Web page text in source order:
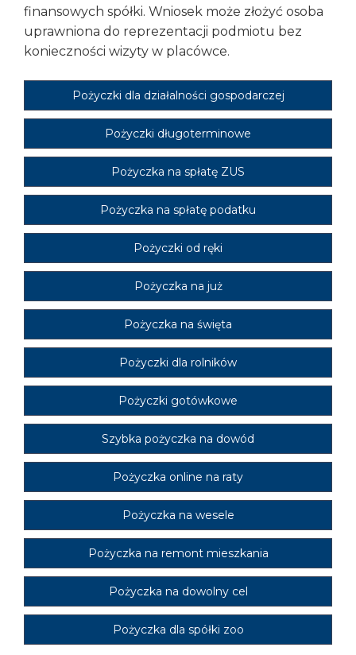
finansowych spółki. Wniosek może złożyć osoba
uprawniona do reprezentacji podmiotu bez
konieczności wizyty w placówce.
Pożyczki dla działalności gospodarczej
Pożyczki długoterminowe
Pożyczka na spłatę ZUS
Pożyczka na spłatę podatku
Pożyczki od ręki
Pożyczka na już
Pożyczka na święta
Pożyczki dla rolników
Pożyczki gotówkowe
Szybka pożyczka na dowód
Pożyczka online na raty
Pożyczka na wesele
Pożyczka na remont mieszkania
Pożyczka na dowolny cel
Pożyczka dla spółki zoo